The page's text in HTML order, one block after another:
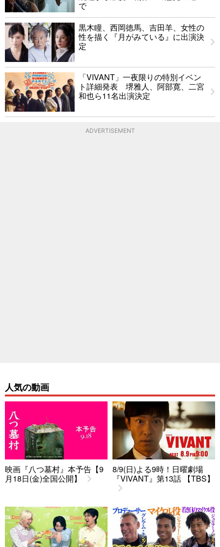
で
黒木瞳、西岡徳馬、吉田羊、女性の
性を描く『月がみている』に出演決
定
「VIVANT」一夜限りの特別イベン
ト詳細発表 堺雅人、阿部寛、二宮
和也ら11名出演決定
ADVERTISEMENT
人気の動画
映画『八つ墓村』本予告【9
月18日(金)全国公開】
8/9(日)よる9時！日曜劇場
『VIVANT』第13話 【TBS】